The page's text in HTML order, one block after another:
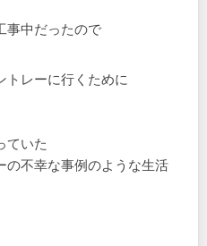
事中だったので
トレーに行くために
ていた
の不幸な事例のような生活